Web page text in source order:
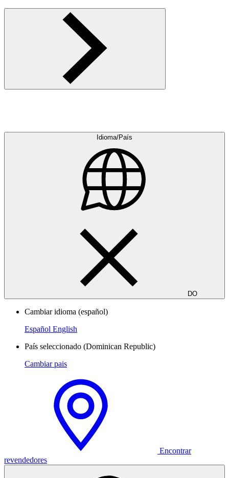
Idioma/País
DO
Cambiar idioma (español)
Español English
País seleccionado (Dominican Republic)
Cambiar pais
Encontrar
revendedores